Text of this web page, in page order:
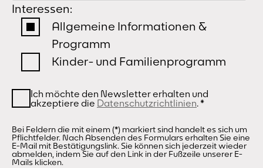
Interessen:
Allgemeine Informationen &
Programm
Kinder- und Familienprogramm
Ich möchte den Newsletter erhalten und
akzeptiere die Datenschutzrichtlinien.*
Bei Feldern die mit einem (*) markiert sind handelt es sich um
Pflichtfelder. Nach Absenden des Formulars erhalten Sie eine
E-Mail mit Bestätigungslink. Sie können sich jederzeit wieder
abmelden, indem Sie auf den Link in der Fußzeile unserer E-
Mails klicken.